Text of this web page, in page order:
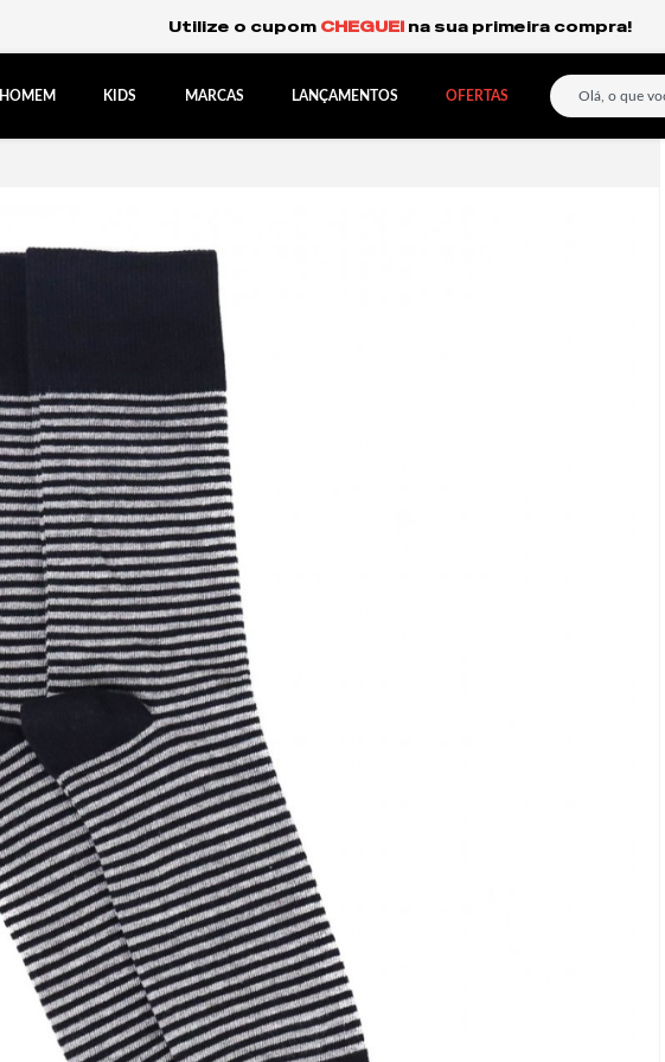
Frete Grátis Expresso para o Sul e São Paulo.
HOMEM KIDS MARCAS LANÇAMENTOS OFERTAS